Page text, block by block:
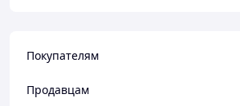
Покупателям
Продавцам